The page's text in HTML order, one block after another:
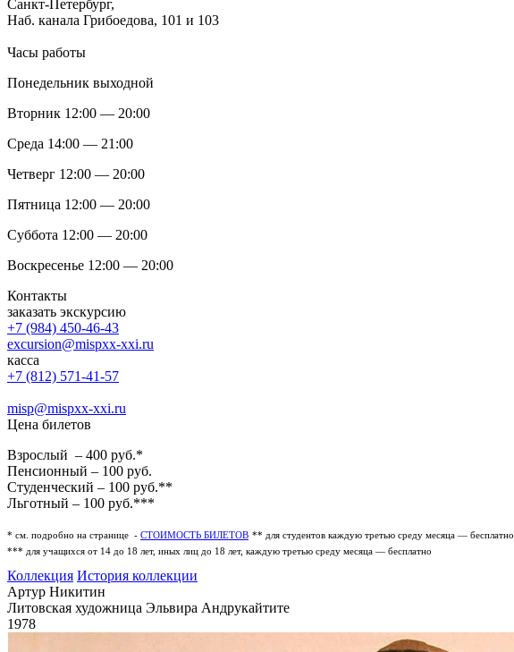
Санкт-Петербург,
Наб. канала Грибоедова, 101 и 103
Часы работы
Понедельник выходной
Вторник 12:00 — 20:00
Среда 14:00 — 21:00
Четверг 12:00 — 20:00
Пятница 12:00 — 20:00
Суббота 12:00 — 20:00
Воскресенье 12:00 — 20:00
Контакты
заказать экскурсию
+7 (984) 450-46-43
excursion@mispxx-xxi.ru
касса
+7 (812) 571-41-57
misp@mispxx-xxi.ru
Цена билетов
Взрослый – 400 руб.*
Пенсионный – 100 руб.
Студенческий – 100 руб.**
Льготный – 100 руб.***
* см. подробно на странице - СТОИМОСТЬ БИЛЕТОВ ** для студентов каждую третью среду месяца — бесплатно
*** для учащихся от 14 до 18 лет, иных лиц до 18 лет, каждую третью среду месяца — бесплатно
Коллекция История коллекции
Артур Никитин
Литовская художница Эльвира Андрукайтите
1978